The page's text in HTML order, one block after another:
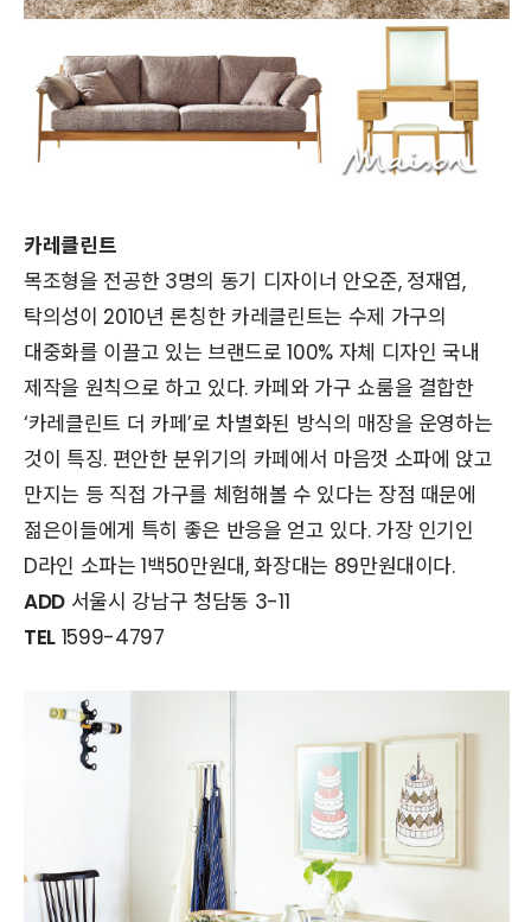
카레클린트
목조형을 전공한 3명의 동기 디자이너 안오준, 정재엽,
탁의성이 2010년 론칭한 카레클린트는 수제 가구의
대중화를 이끌고 있는 브랜드로 100% 자체 디자인 국내
제작을 원칙으로 하고 있다. 카페와 가구 쇼룸을 결합한
‘카레클린트 더 카페’로 차별화된 방식의 매장을 운영하는
것이 특징. 편안한 분위기의 카페에서 마음껏 소파에 앉고
만지는 등 직접 가구를 체험해볼 수 있다는 장점 때문에
젊은이들에게 특히 좋은 반응을 얻고 있다. 가장 인기인
D라인 소파는 1백50만원대, 화장대는 89만원대이다.
ADD서울시 강남구 청담동 3-11
TEL1599-4797